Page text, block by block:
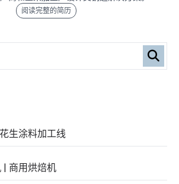
阅读完整的简历
生涂料加工线
| 商用烘焙机